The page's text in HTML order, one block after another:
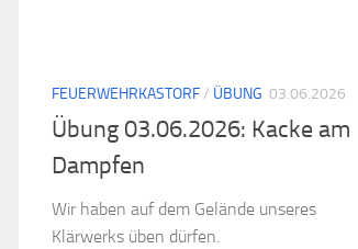
FEUERWEHRKASTORF/ ÜBUNG 03.06.2026
Übung 03.06.2026: Kacke am
Dampfen
Wir haben auf dem Gelände unseres
Klärwerks üben dürfen.